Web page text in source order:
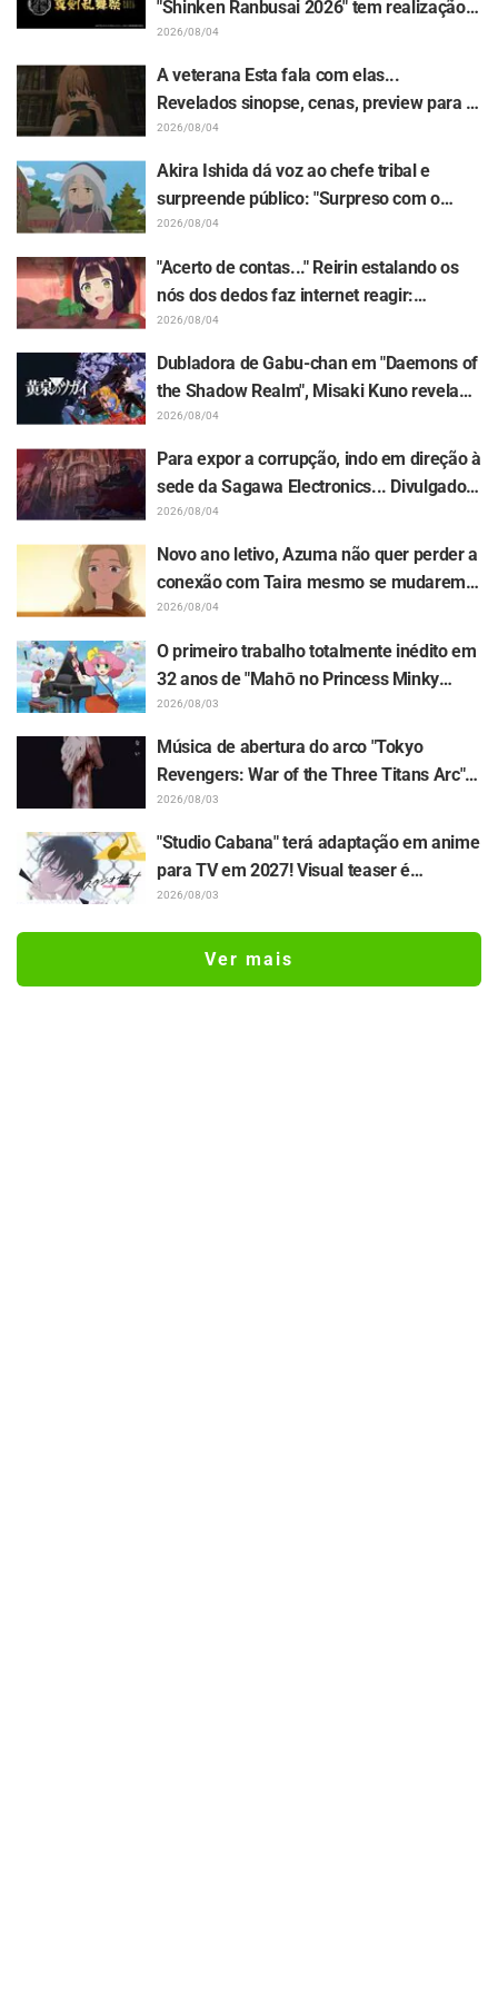
"Shinken Ranbusai 2026" tem realização
confirmada em 8 cidades do Japão a
Danshi estarão reunidos
2026/08/04
A veterana Esta fala com elas...
Revelados sinopse, cenas, preview para a
WEB e pôsteres do episódio 5 do anime "I
Want to Love You Till Your Dying Day"
2026/08/04
Akira Ishida dá voz ao chefe tribal e
surpreende público: "Surpreso com o
papel de vovô" "A voz de um idoso gentil
também ficou ótima" / Episódio 6 do
anime "Jaadugar: A Witch in Mongolia"
2026/08/04
"Acerto de contas..." Reirin estalando os
nós dos dedos faz internet reagir:
"Totalmente marombeira kkkk" "Olha a
2026/08/04
Dubladora de Gabu-chan em "Daemons of
the Shadow Realm", Misaki Kuno revela
bastidores de sua "atuação de alma" no
episódio 17: "Meu corpo inteiro tremia e
acabei chorando..."
2026/08/04
Para expor a corrupção, indo em direção à
sede da Sagawa Electronics... Divulgados
a sinopse, os cortes de cena e o visual do
episódio 5 de "The Ghost in the Shell"
2026/08/04
Novo ano letivo, Azuma não quer perder a
conexão com Taira mesmo se mudarem
de turma... Divulgados a sinopse e os
cortes de cena do episódio 18 de "You and
I Are Polar Opposites"
2026/08/04
O primeiro trabalho totalmente inédito em
32 anos de "Mahō no Princess Minky
Momo Akogare no Yume e Magokoro no
Duo" tem estreia confirmada para 13 de
novembro! Revelados o elenco com
Kurumi Haruki, o visual principal e o
2026/08/03
Música de abertura do arco "Tokyo
Revengers: War of the Three Titans Arc"
será "IGNITE", do grupo JO1! Comentários
dos integrantes também são revelados
2026/08/03
"Studio Cabana" terá adaptação em anime
para TV em 2027! Visual teaser é
revelado, e Sayumi Suzushiro continuará
mangá
2026/08/03
Ver mais